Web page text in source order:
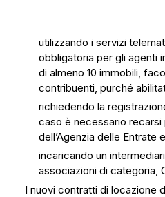
utilizzando i servizi
obbligatoria per gli agenti
di almeno 10 immobili,
contribuenti, purché
richiedendo la
caso è necessario
dell’Agenzia delle Entrate
incaricando un
associazioni di categoria,
I nuovi contratti di locazione